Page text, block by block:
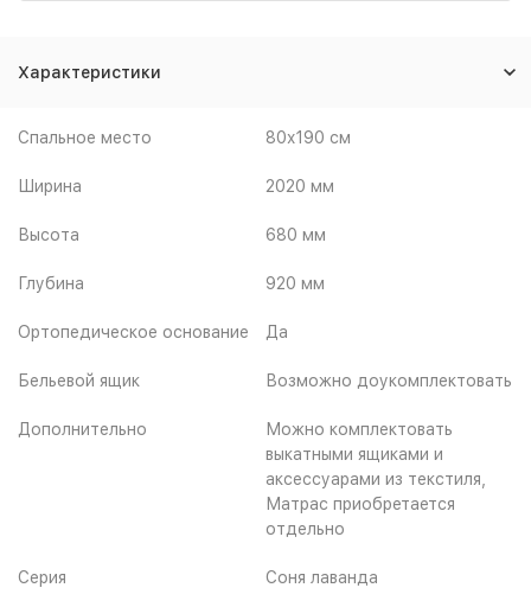
Характеристики
Спальное место 80x190 см
Ширина 2020 мм
Высота 680 мм
Глубина 920 мм
Ортопедическое основание Да
Бельевой ящик Возможно доукомплектовать
Дополнительно
Можно комплектовать
выкатными ящиками и
аксессуарами из текстиля,
Матрас приобретается
отдельно
Серия Соня лаванда